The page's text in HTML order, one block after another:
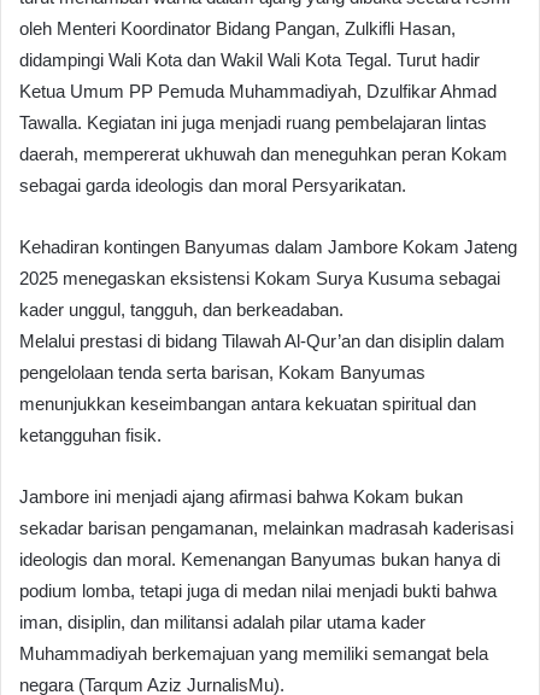
oleh Menteri Koordinator Bidang Pangan, Zulkifli Hasan,
didampingi Wali Kota dan Wakil Wali Kota Tegal. Turut hadir
Ketua Umum PP Pemuda Muhammadiyah, Dzulfikar Ahmad
Tawalla. Kegiatan ini juga menjadi ruang pembelajaran lintas
daerah, mempererat ukhuwah dan meneguhkan peran Kokam
sebagai garda ideologis dan moral Persyarikatan.
Kehadiran kontingen Banyumas dalam Jambore Kokam Jateng
2025 menegaskan eksistensi Kokam Surya Kusuma sebagai
kader unggul, tangguh, dan berkeadaban.
Melalui prestasi di bidang Tilawah Al-Qur’an dan disiplin dalam
pengelolaan tenda serta barisan, Kokam Banyumas
menunjukkan keseimbangan antara kekuatan spiritual dan
ketangguhan fisik.
Jambore ini menjadi ajang afirmasi bahwa Kokam bukan
sekadar barisan pengamanan, melainkan madrasah kaderisasi
ideologis dan moral. Kemenangan Banyumas bukan hanya di
podium lomba, tetapi juga di medan nilai menjadi bukti bahwa
iman, disiplin, dan militansi adalah pilar utama kader
Muhammadiyah berkemajuan yang memiliki semangat bela
negara (Tarqum Aziz JurnalisMu).